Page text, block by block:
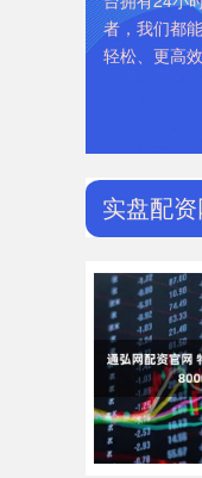
者，我们都
轻松、更高效
实盘配